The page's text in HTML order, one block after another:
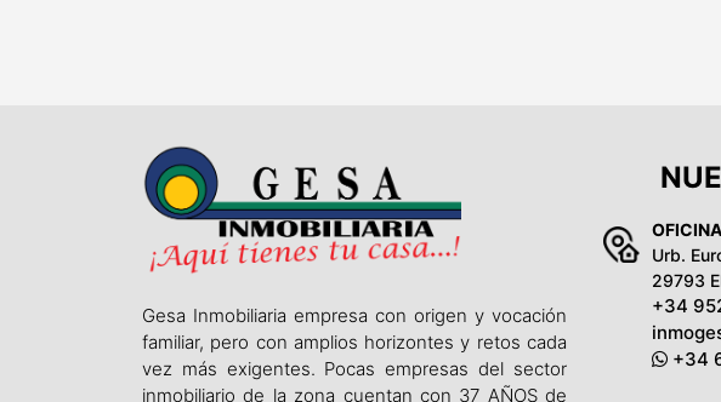
Gesa Inmobiliaria empresa con origen y vocación
familiar, pero con amplios horizontes y retos cada
vez más exigentes. Pocas empresas del sector
inmobiliario de la zona cuentan con 37 AÑOS de
Urb.
29793
+34
+34